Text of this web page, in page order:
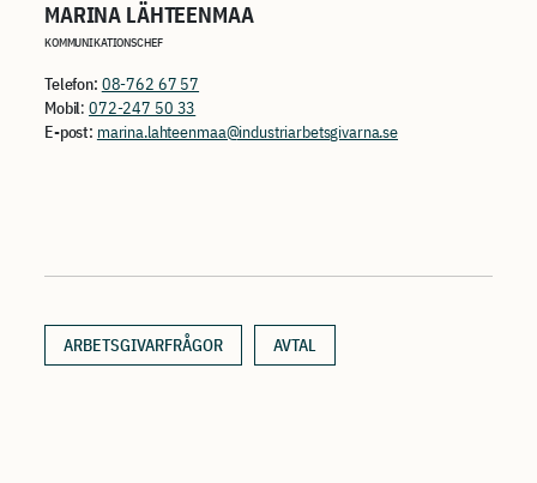
MARINA LÄHTEENMAA
KOMMUNIKATIONSCHEF
Telefon: 08-762 67 57
Mobil:072-247 50 33
E-post: marina.lahteenmaa@industriarbetsgivarna.se
ARBETSGIVARFRÅGOR AVTAL